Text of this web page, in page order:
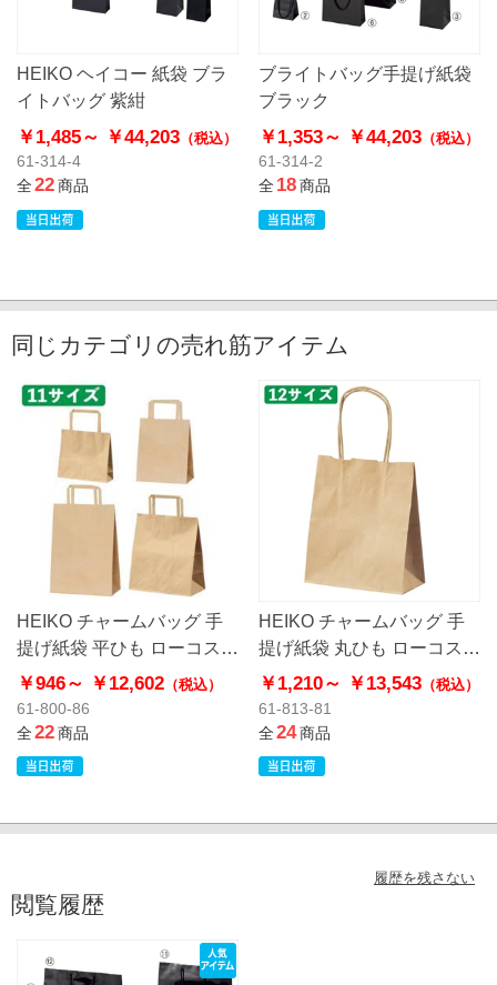
HEIKO ヘイコー 紙袋 ブラ
イトバッグ 紫紺
￥1,485～ ￥44,203 （税込）
61-314-4
全22商品
ブライトバッグ手提げ紙袋
ブラック
￥1,353～ ￥44,203（税込）
61-314-2
全18商品
同じカテゴリの売れ筋アイテム
HEIKO チャームバッグ 手
提げ紙袋 平ひも ローコスト
タイプ 茶無地
￥946～ ￥12,602 （税込）
61-800-86
全22商品
HEIKO チャームバッグ 手
提げ紙袋 丸ひも ローコスト
タイプ 茶無地
￥1,210～ ￥13,543（税込）
61-813-81
全24商品
履歴を残さない
閲覧履歴